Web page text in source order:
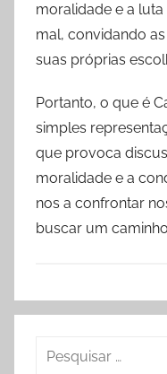
moralidade e a
mal, convidando
suas próprias
Portanto, o que é
simples
que provoca
moralidade e a
nos a confrontar
buscar um
Pesquisar